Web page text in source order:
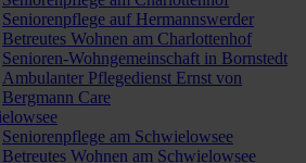
Seniorenpflege auf Hermannswerder
Betreutes Wohnen am Charlottenhof
Senioren-Wohngemeinschaft in Bornstedt
Ambulanter Pflegedienst Ernst von
Bergmann Care
Seniorenpflege am Schwielowsee
Betreutes Wohnen am Schwielowsee